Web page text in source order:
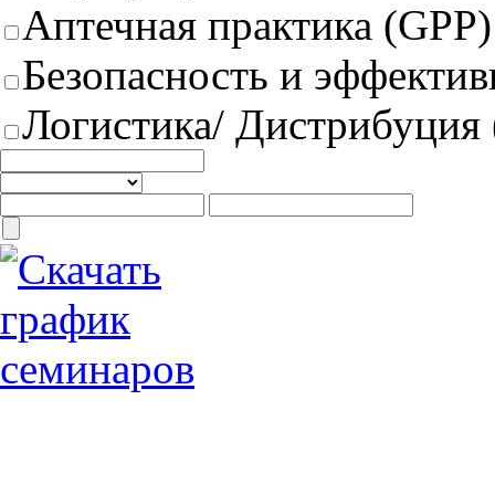
Аптечная практика (GPP)
Безопасность и
Логистика/